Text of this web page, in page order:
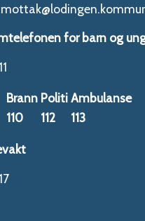
for barn og
Brann PolitiAmbulanse
110
112 113